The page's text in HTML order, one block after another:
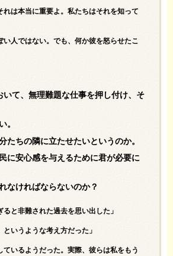
は本当に重要よ。私たちはそれを知って
人ではない。でも、何か彼を怒らせたこ
て、無理難題な仕事を押し付け、そ
。
ちの隣に立たせたいというのか。
に安心感を与えるために君が必要に
なければならないのか？
と非難された過去を思い出した」
いうような考え方だった」
いるようだった。実際、彼らは私をもう